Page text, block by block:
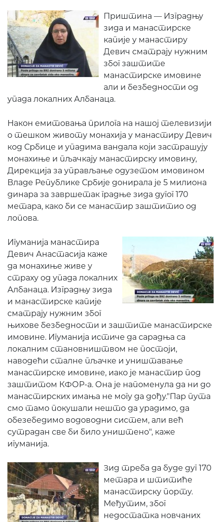
Приштина — Изградњу
зида и манастирске
капије у манастиру
Девич сматрају нужним
због заштите
манастирске имовине
али и безбедности од
упада локалних Албанаца.
Након емитовања прилога на нашој телевизији
о тешком животу монахија у манастиру Девич
код Србице и упадима вандала који застрашују
монахиње и пљачкају манастирску имовину,
Дирекција за управљање одузетом имовином
Владе Републике Србије донирала је 5 милиона
динара за завршетак градње зида дугог 170
метара, како би се манастир заштитио од
лопова.
Игуманија манастира
Девич Анастасија каже
да монахиње живе у
страху од упада локалних
Албанаца. Изградњу зида
и манастирске капије
сматрају нужним због
њихове безбедности и заштите манастирске
имовине. Игуманија истиче да сарадња са
локалним становништвом не постоји,
наводећи сталне пљачке и уништавање
манастирске имовине, иако је манастир под
заштитом КФОР-а. Она је напоменула да ни до
манастирских имања не могу да дођу."Пар пута
смо тамо покушали нешто да урадимо, да
обезебедимо водоводни систем, али већ
сутрадан све би било уништено", каже
игуманија.
Зид треба да буде дуг 170
метара и штитиће
манастирску порту.
Међутим, због
недостатка новчаних